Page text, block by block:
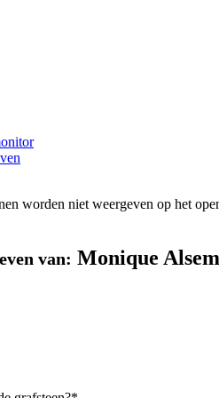
worden niet weergeven op het
van: Monique